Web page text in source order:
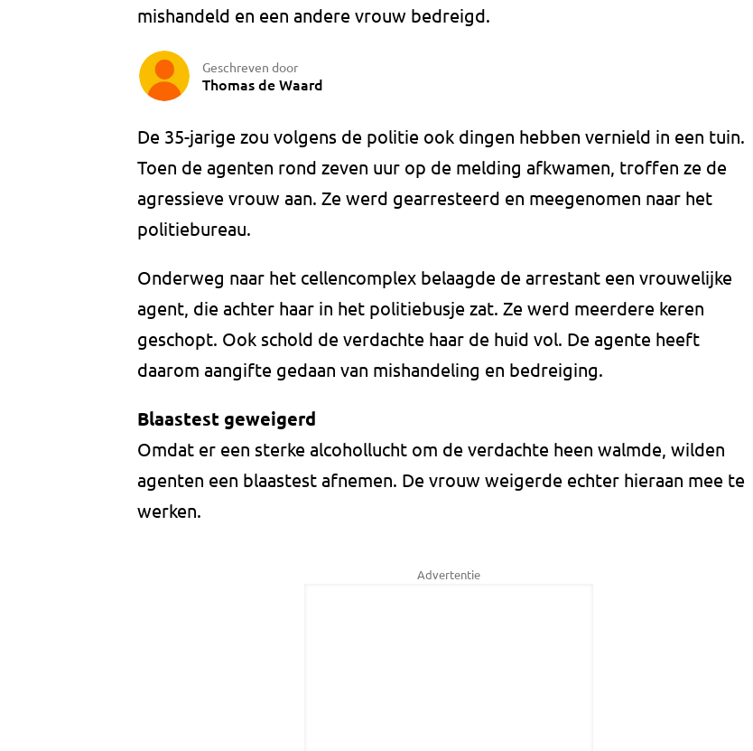
mishandeld en een andere vrouw bedreigd.
Geschreven door
Thomas de Waard
De 35-jarige zou volgens de politie ook dingen hebben vernield in een tuin.
Toen de agenten rond zeven uur op de melding afkwamen, troffen ze de
agressieve vrouw aan. Ze werd gearresteerd en meegenomen naar het
politiebureau.
Onderweg naar het cellencomplex belaagde de arrestant een vrouwelijke
agent, die achter haar in het politiebusje zat. Ze werd meerdere keren
geschopt. Ook schold de verdachte haar de huid vol. De agente heeft
daarom aangifte gedaan van mishandeling en bedreiging.
Blaastest geweigerd
Omdat er een sterke alcohollucht om de verdachte heen walmde, wilden
agenten een blaastest afnemen. De vrouw weigerde echter hieraan mee te
werken.
Advertentie